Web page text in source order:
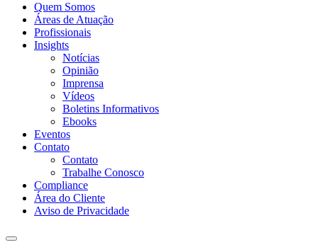
Quem Somos
Áreas de Atuação
Profissionais
Insights
Notícias
Opinião
Imprensa
Vídeos
Boletins Informativos
Ebooks
Eventos
Contato
Contato
Trabalhe Conosco
Compliance
Área do Cliente
Aviso de Privacidade